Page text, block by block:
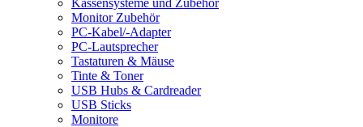
Kassensysteme und Zubehör
Monitor Zubehör
PC-Kabel/-Adapter
PC-Lautsprecher
Tastaturen & Mäuse
Tinte & Toner
USB Hubs & Cardreader
USB Sticks
Monitore